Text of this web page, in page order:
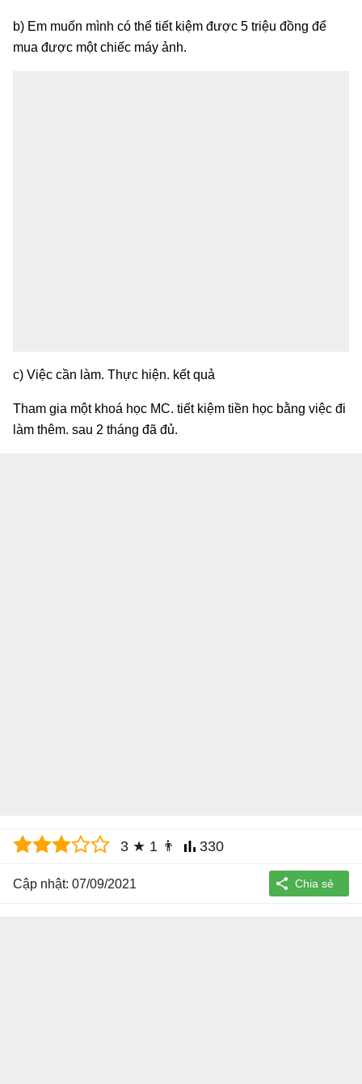
b) Em muốn mình có thể tiết kiệm được 5 triệu đồng để
mua được một chiếc máy ảnh.
c) Việc cần làm. Thực hiện. kết quả
Tham gia một khoá học MC. tiết kiệm tiền học bằng việc đi
làm thêm. sau 2 tháng đã đủ.
3 ★ 1 👨 330
Cập nhật: 07/09/2021